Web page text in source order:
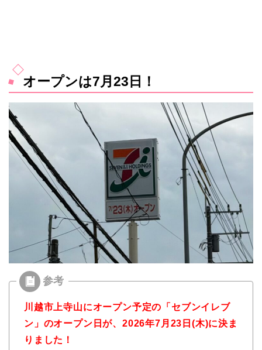
オープンは7月23日！
川越市上寺山にオープン予定の「セブンイレブ
ン」 のオープン日が、2026年7月23日(木)に決ま
りました！